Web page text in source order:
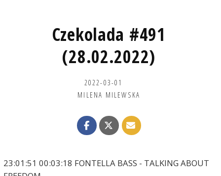
Czekolada #491
(28.02.2022)
2022-03-01
MILENA MILEWSKA
23:01:51 00:03:18 FONTELLA BASS - TALKING ABOUT